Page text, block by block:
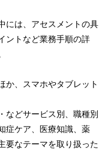
には、アセスメントの具
ントなど業務手順の詳
か、スマホやタブレット
などサービス別、職種別
症ケア、医療知識、薬
要なテーマを取り扱った